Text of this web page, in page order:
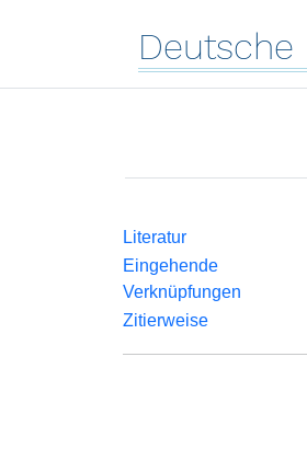
Deutsche
Literatur
Eingehende
Verknüpfungen
Zitierweise